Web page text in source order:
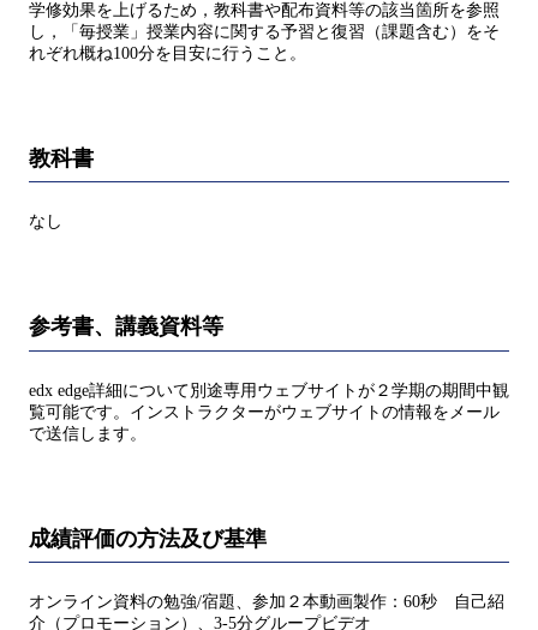
学修効果を上げるため，教科書や配布資料等の該当箇所を参照
し，「毎授業」授業内容に関する予習と復習（課題含む）をそ
れぞれ概ね100分を目安に行うこと。
教科書
なし
参考書、講義資料等
edx edge詳細について別途専用ウェブサイトが２学期の期間中観
覧可能です。インストラクターがウェブサイトの情報をメール
で送信します。
成績評価の方法及び基準
オンライン資料の勉強/宿題、参加２本動画製作：60秒 自己紹
介（プロモーション）、3-5分グループビデオ